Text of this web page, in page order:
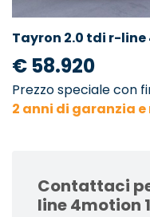
Tayron 2.0 tdi r-line
€ 58.920
Prezzo speciale con
2 anni di garanzia
Contattaci
line 4motion